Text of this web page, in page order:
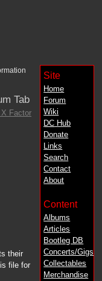
Site
Home
Forum
Wiki
DC Hub
Donate
Links
Search
Contact
About
Content
Albums
Articles
Bootleg DB
Concerts/Gigs
Collectables
Merchandise
Tab
Factor
their
file for